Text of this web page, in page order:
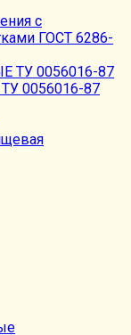
с
ГОСТ 6286-
0056016-87